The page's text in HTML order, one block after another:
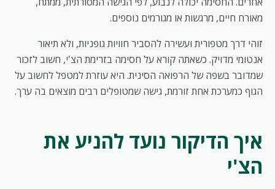
מאורח חיים, מרגשות או מגורמים נוספים.
זוהי דרך מטפורית ועשירה להסביר חוויות גופניות, ולא תיאור
אנטומי מדויק. כשאתה קורא על חסימה בזרימת הצ'י, חשוב לזכור
שמדובר בשפה של הרפואה הסינית. היא עוזרת למטפל לחשוב על
הגוף כמערכת אחת זורמת, גישה שמטופלים רבים מוצאים בה ערך.
איך הדיקור נועד להניע את
הצ'י